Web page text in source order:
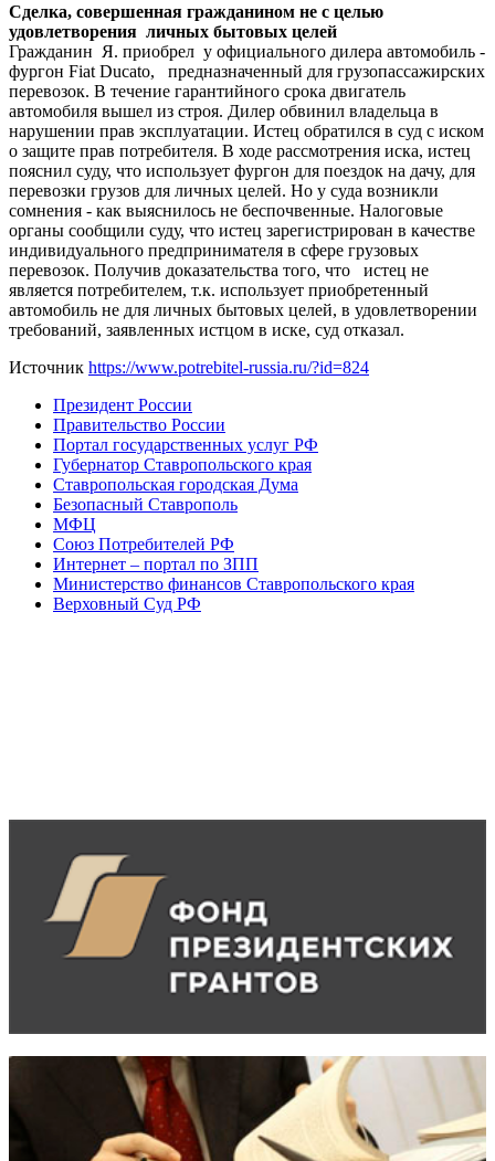
Сделка, совершенная гражданином не с целью
удовлетворения личных бытовых целей
Гражданин Я. приобрел у официального дилера автомобиль -
фургон Fiat Ducato, предназначенный для грузопассажирских
перевозок. В течение гарантийного срока двигатель
автомобиля вышел из строя. Дилер обвинил владельца в
нарушении прав эксплуатации. Истец обратился в суд с иском
о защите прав потребителя. В ходе рассмотрения иска, истец
пояснил суду, что использует фургон для поездок на дачу, для
перевозки грузов для личных целей. Но у суда возникли
сомнения - как выяснилось не беспочвенные. Налоговые
органы сообщили суду, что истец зарегистрирован в качестве
индивидуального предпринимателя в сфере грузовых
перевозок. Получив доказательства того, что истец не
является потребителем, т.к. использует приобретенный
автомобиль не для личных бытовых целей, в удовлетворении
требований, заявленных истцом в иске, суд отказал.
Источник https://www.potrebitel-russia.ru/?id=824
Президент России
Правительство России
Портал государственных услуг РФ
Губернатор Ставропольского края
Ставропольская городская Дума
Безопасный Ставрополь
МФЦ
Союз Потребителей РФ
Интернет – портал по ЗПП
Министерство финансов Ставропольского края
Верховный Суд РФ